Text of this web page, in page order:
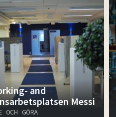
and
Messi
OCH GÖRA